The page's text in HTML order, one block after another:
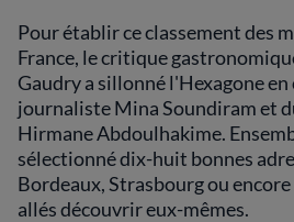
Pour établir ce classement des
France, le critique
Gaudry a sillonné l'Hexagone en
journaliste Mina Soundiram et
Hirmane Abdoulhakime.
sélectionné dix-huit bonnes
Bordeaux, Strasbourg ou
allés découvrir eux-mêmes.